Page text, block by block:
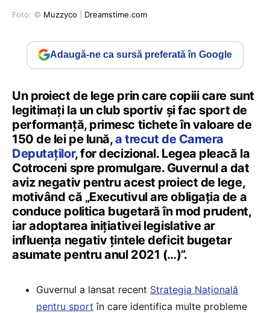
Foto: © Muzzyco Dreamstime.com
Adaugă-ne ca sursă preferată în Google
Un proiect de lege prin care copiii care sunt
legitimați la un club sportiv și fac sport de
performanță, primesc tichete în valoare de
150 de lei pe lună,a trecut de Camera
Deputaților, for decizional. Legea pleacă la
Cotroceni spre promulgare. Guvernul a dat
aviz negativ pentru acest proiect de lege,
motivând că „Executivul are obligația de a
conduce politica bugetară în mod prudent,
iar adoptarea inițiativei legislative ar
influența negativ țintele deficit bugetar
asumate pentru anul 2021 (…)”.
Guvernul a lansat recent Strategia Națională
pentru sport în care identifica multe probleme